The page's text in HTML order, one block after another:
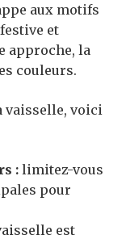
aux motifs
et
approche, la
couleurs.
vaisselle, voici
: limitez-vous
pour
est